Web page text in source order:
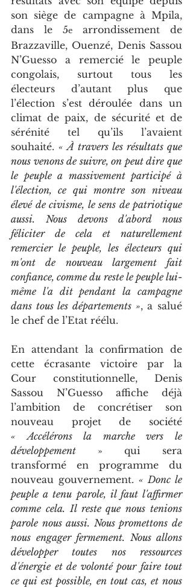
son siège de campagne à Mpila,
dans le 5e arrondissement de
Brazzaville, Ouenzé, Denis Sassou
N’Guesso a remercié le peuple
congolais, surtout tous les
électeurs d’autant plus que
l’élection s’est déroulée dans un
climat de paix, de sécurité et de
sérénité tel qu’ils l’avaient
souhaité. « À travers les résultats que
nous venons de suivre, on peut dire que
le peuple a massivement participé à
l'élection, ce qui montre son niveau
élevé de civisme, le sens de patriotique
aussi. Nous devons d'abord nous
féliciter de cela et naturellement
remercier le peuple, les électeurs qui
m'ont de nouveau largement fait
confiance, comme du reste le peuple lui-
même l'a dit pendant la campagne
dans tous les départements », a salué
le chef de l’Etat réélu.
En attendant la confirmation de
cette écrasante victoire par la
Cour constitutionnelle, Denis
Sassou N’Guesso affiche déjà
l’ambition de concrétiser son
« Accélérons la marche vers le
développement » qui sera
transformé en programme du
nouveau gouvernement. « Donc le
peuple a tenu parole, il faut l'affirmer
comme cela. Il reste que nous tenions
parole nous aussi. Nous promettons de
nous engager fermement. Nous allons
développer toutes nos ressources
d'énergie et de volonté pour faire tout
ce qui est possible, en tout cas, et nous